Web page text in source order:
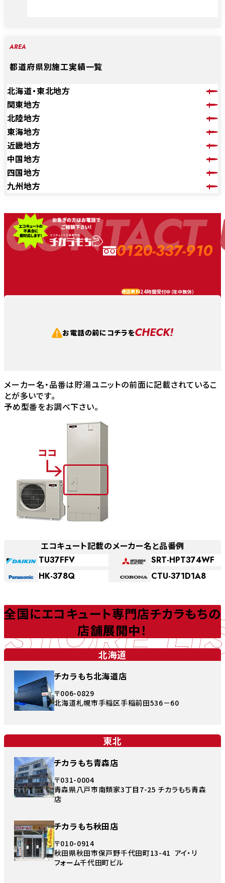
AREA
都道府県別施工実績一覧
北海道・東北地方
関東地方
北陸地方
東海地方
近畿地方
中国地方
四国地方
九州地方
CONTACT
0120-337-910
通話無料24時間受付中（年中無休）
お電話の前にコチラをCHECK!
メーカー名・品番は貯湯ユニットの前面に記載されているこ
とが多いです。
予め型番をお調べ下さい。
エコキュート記載のメーカー名と品番例
TU37FFV
SRT-HPT374WF
HK-378Q
CTU-371D1A8
STORE
全国にエコキュート専門店チカラもちの
店舗展開中！
北海道
チカラもち北海道店
〒006-0829
北海道札幌市手稲区手稲前田536－60
東北
チカラもち青森店
〒031-0004
青森県八戸市南類家3丁目7-25 チカラもち青森
店
チカラもち秋田店
〒010-0914
秋田県秋田市保戸野千代田町13-41 アイ・リ
フォーム千代田町ビル